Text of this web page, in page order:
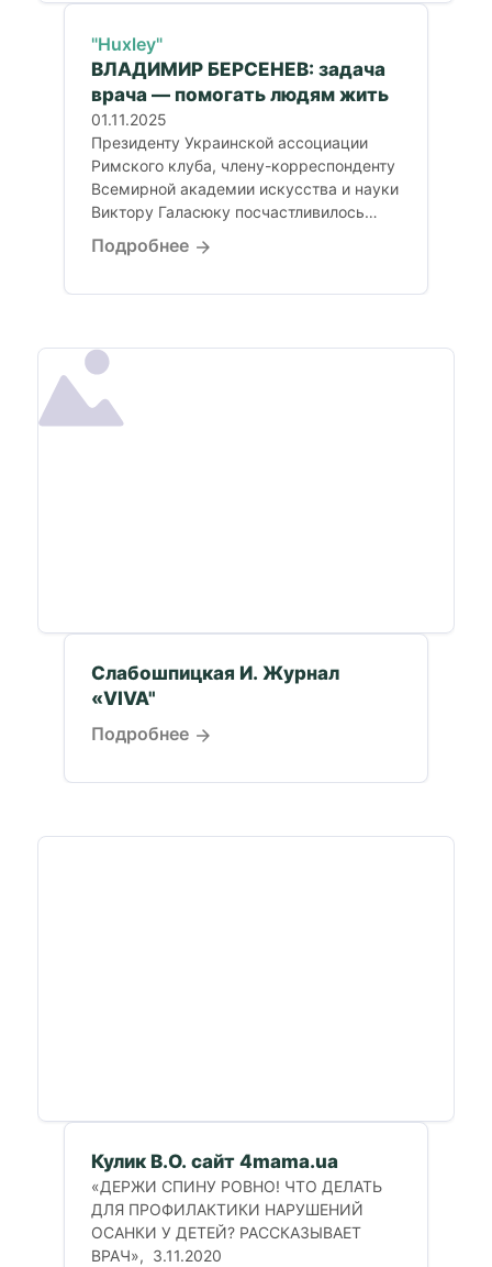
"Huxley"
ВЛАДИМИР БЕРСЕНЕВ: задача
врача — помогать людям жить
01.11.2025
Президенту Украинской ассоциации
Римского клуба, члену-корреспонденту
Всемирной академии искусства и науки
Виктору Галасюку посчастливилось
пообщаться с выдающимся украинским
врачом Владимиром...
Подробнее
Слабошпицкая И. Журнал
«VIVA"
Подробнее
Кулик В.О. сайт 4mama.ua
«ДЕРЖИ СПИНУ РОВНО! ЧТО ДЕЛАТЬ
ДЛЯ ПРОФИЛАКТИКИ НАРУШЕНИЙ
ОСАНКИ У ДЕТЕЙ? РАССКАЗЫВАЕТ
ВРАЧ», 3.11.2020